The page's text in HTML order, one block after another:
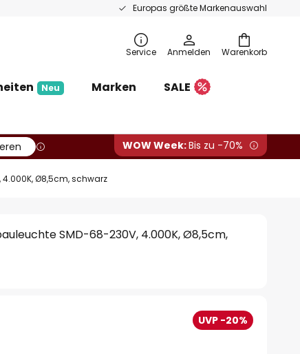
Europas größte Markenauswahl
Warenkorb
Service Anmelden
Neu Marken
SALE
WOW Week:Bis zu -70%
4.000K, Ø8,5cm, schwarz
SMD-68-230V, 4.000K, Ø8,5cm,
UVP -20%